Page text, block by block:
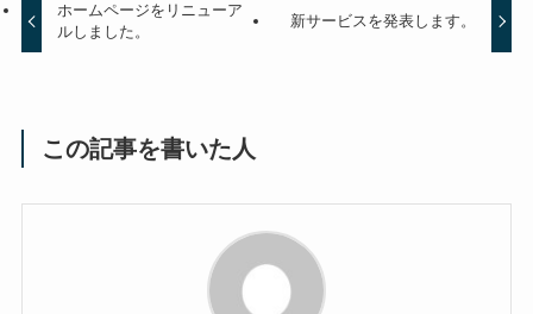
ホームページをリニューア
ルしました。
新サービスを発表します。
この記事を書いた人